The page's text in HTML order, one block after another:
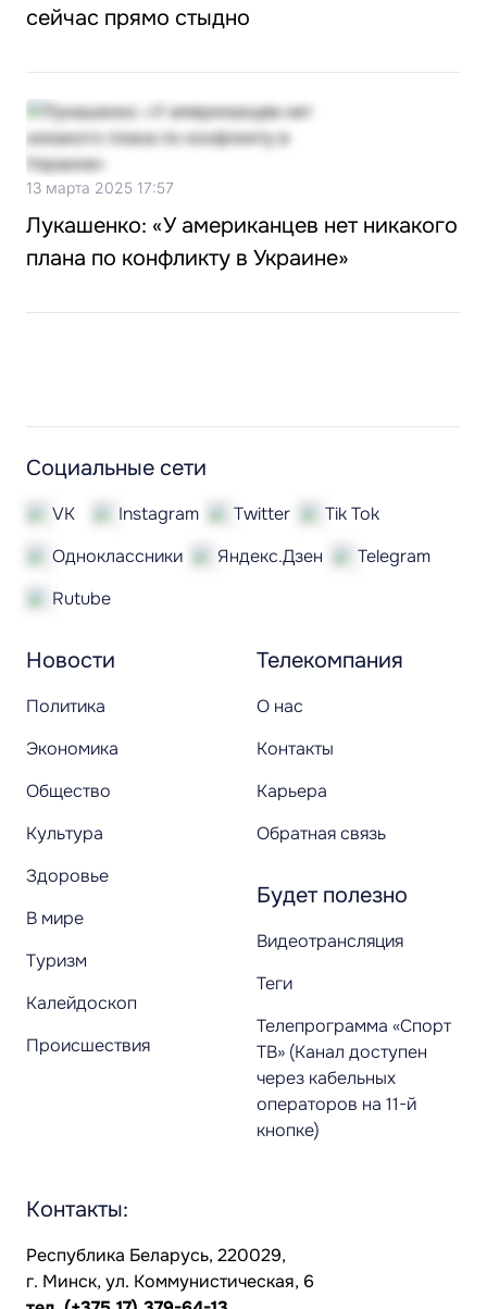
сейчас прямо стыдно
13 марта 2025 17:57
Лукашенко: «У американцев нет никакого
плана по конфликту в Украине»
Новости
Политика
Экономика
Общество
Культура
Здоровье
В мире
Туризм
Калейдоскоп
Происшествия
Телекомпания
О нас
Контакты
Карьера
Обратная связь
Будет полезно
Видеотрансляция
Теги
Телепрограмма «Спорт
ТВ» (Канал доступен
через кабельных
операторов на 11-й
кнопке)
Социальные сети
VK Instagram Twitter
Tik Tok
Одноклассники
Яндекс.Дзен
Telegram
Rutube
Контакты:
Республика Беларусь, 220029,
г. Минск, ул. Коммунистическая, 6